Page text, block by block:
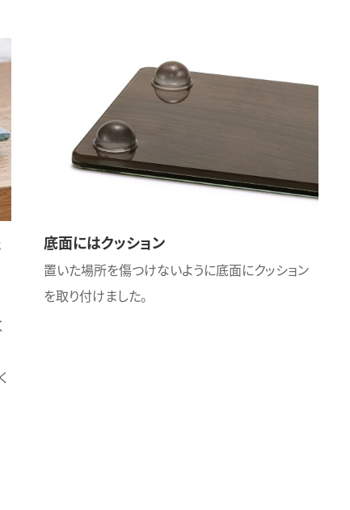
底面にはクッション
置いた場所を傷つけないように底面にクッション
を取り付けました。